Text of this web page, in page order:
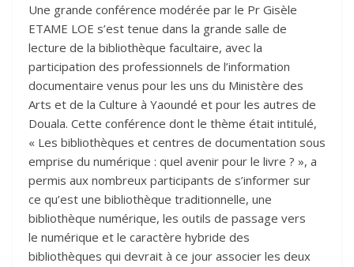
Une grande conférence modérée par le Pr Gisèle
ETAME LOE s’est tenue dans la grande salle de
lecture de la bibliothèque facultaire, avec la
participation des professionnels de l’information
documentaire venus pour les uns du Ministère des
Arts et de la Culture à Yaoundé et pour les autres de
Douala. Cette conférence dont le thème était intitulé,
« Les bibliothèques et centres de documentation sous
emprise du numérique : quel avenir pour le livre ? », a
permis aux nombreux participants de s’informer sur
ce qu’est une bibliothèque traditionnelle, une
bibliothèque numérique, les outils de passage vers
le numérique et le caractère hybride des
bibliothèques qui devrait à ce jour associer les deux